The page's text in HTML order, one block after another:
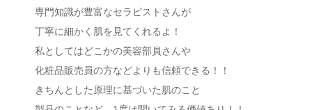
専門知識が豊富なセラピストさんが
丁寧に細かく肌を見てくれるよ！
私としてはどこかの美容部員さんや
化粧品販売員の方などよりも信頼できる！！
きちんとした原理に基づいた肌のこと